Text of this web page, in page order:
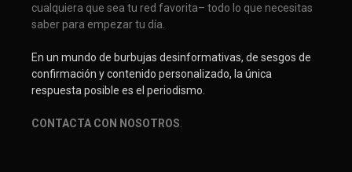
cualquiera que sea tu red favorita– todo lo que necesitas
saber para empezar tu día.
En un mundo de burbujas desinformativas, de sesgos de
confirmación y contenido personalizado, la única
respuesta posible es el periodismo.
CONTACTA CON NOSOTROS